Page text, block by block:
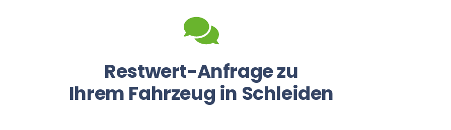
Restwert-Anfrage zu
Ihrem Fahrzeug in Schleiden